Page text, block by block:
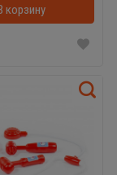
корзину